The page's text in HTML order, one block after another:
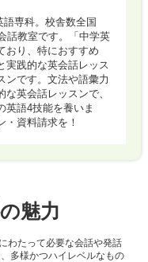
専科。校舎数全国
話教室です。「中学英
おり、特におすすめ
実践的な英会話レッス
ンです。文法や語彙力
英会話レッスンで、
英語4技能を養いま
・資料請求を！
魅力
わたって必要な会話や発話
多様かつハイレベルなもの